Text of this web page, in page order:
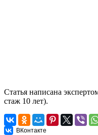
Статья написана
стаж 10 лет).
ВКонтакте